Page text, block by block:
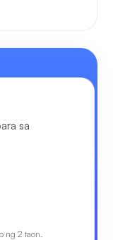
sa
ng 2 taon.